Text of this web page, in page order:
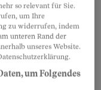
Nachtzeitdie
dessen Sicht
beheben,
Person
so relevant für Sie.
um Ihre
zu widerrufen, indem
unteren Rand der
unseres Website.
um Folgendes